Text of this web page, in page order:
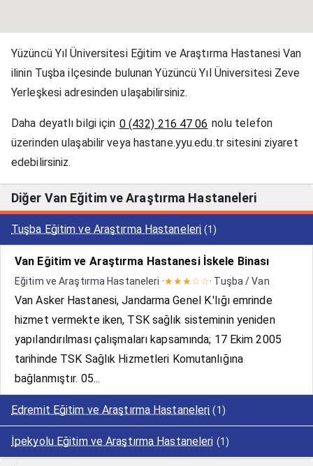
Yüzüncü Yıl Üniversitesi Eğitim ve Araştırma Hastanesi Van
ilinin Tuşba ilçesinde bulunan Yüzüncü Yıl Üniversitesi Zeve
Yerleşkesi adresinden ulaşabilirsiniz.
Daha deyatlı bilgi için 0 (432) 216 47 06 nolu telefon
üzerinden ulaşabilir veya hastane.yyu.edu.tr sitesini ziyaret
edebilirsiniz.
Diğer Van Eğitim ve Araştırma Hastaneleri
Tuşba Eğitim ve Araştırma Hastaneleri (1)
Van Eğitim ve Araştırma Hastanesi İskele Binası
Eğitim ve Araştırma Hastaneleri ·★★★☆☆· Tuşba / Van
Van Asker Hastanesi, Jandarma Genel K.'lığı emrinde
hizmet vermekte iken, TSK sağlık sisteminin yeniden
yapılandırılması çalışmaları kapsamında; 17 Ekim 2005
tarihinde TSK Sağlık Hizmetleri Komutanlığına
bağlanmıştır. 05...
Edremit Eğitim ve Araştırma Hastaneleri (1)
İpekyolu Eğitim ve Araştırma Hastaneleri (1)